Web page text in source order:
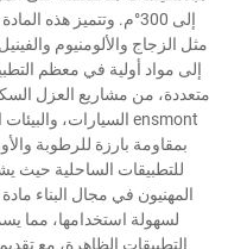
إلى 300°م. وتتميز هذه
مثل الزجاج والألومنيوم
إلى مواد أولية في معظم
متعددة، من مشاريع العزل
بمقاومة بارزة للرطوبة
للتطبيقات الساحلية حيث
لسهولة استخدامها، مما
التطبيقات الظاهرة، مع